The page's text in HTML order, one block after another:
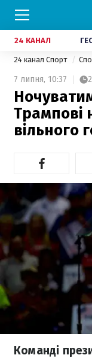
24 КАНАЛ
24 канал Спорт
7 липня, 10:37 2
Трампові
вільного
Команді